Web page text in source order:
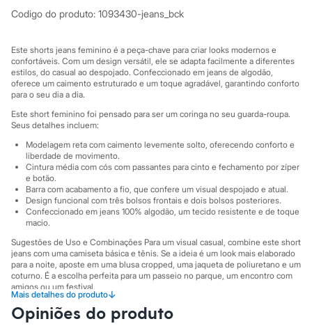
Calçados
Rasteirinhas
Sandálias
Sapatilhas
Tênis
Marcas
City
Clock House
Mindset
Sawary
Yessica
Moda esportiva
Acessórios
Blusas
Calçados
Leggings
Shorts e Bermudas
Tops
Moda íntima
Calcinhas
Cintas e Modeladores
Meias
Pijamas
Codigo do produto: 1093430-jeans_bck
Este shorts jeans feminino é a peça-chave para criar looks modernos e
confortáveis. Com um design versátil, ele se adapta facilmente a diferentes
estilos, do casual ao despojado. Confeccionado em jeans de algodão,
oferece um caimento estruturado e um toque agradável, garantindo conforto
para o seu dia a dia.
Este short feminino foi pensado para ser um coringa no seu guarda-roupa.
Seus detalhes incluem:
Modelagem reta com caimento levemente solto, oferecendo conforto e
liberdade de movimento.
Cintura média com cós com passantes para cinto e fechamento por zíper
e botão.
Barra com acabamento a fio, que confere um visual despojado e atual.
Design funcional com três bolsos frontais e dois bolsos posteriores.
Confeccionado em jeans 100% algodão, um tecido resistente e de toque
macio.
Sugestões de Uso e Combinações Para um visual casual, combine este short
jeans com uma camiseta básica e tênis. Se a ideia é um look mais elaborado
para a noite, aposte em uma blusa cropped, uma jaqueta de poliuretano e um
coturno. É a escolha perfeita para um passeio no parque, um encontro com
amigos ou um festival.
A gente se encontra na C&A! ❤
Mais detalhes do produto↓
Opiniões do produto